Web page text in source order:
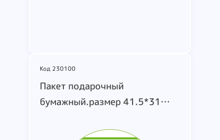
Код 230100
Пакет подарочный
бумажный.размер 41.5*31
узоры .цвет красный (4).синий